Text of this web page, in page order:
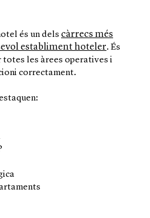
és un dels càrrecs més
establiment hoteler. És
totes les àrees operatives i
correctament.